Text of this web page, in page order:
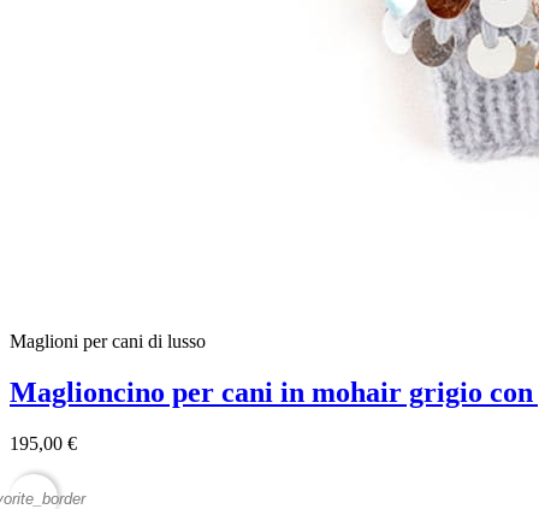
Maglioni per cani di lusso
Maglioncino per cani in mohair grigio
195,00 €